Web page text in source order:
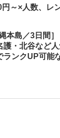
～×人数、レ
島／3日間］
・北谷など
ンクUP可能